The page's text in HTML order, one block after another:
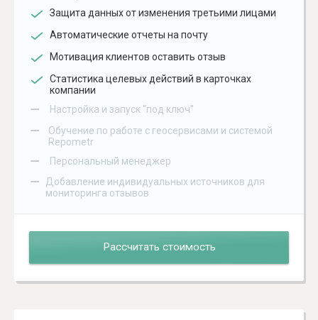
Защита данных от изменения третьими лицами
Автоматические отчеты на почту
Мотивация клиентов оставить отзыв
Статистика целевых действий в карточках
компании
– Настройка и запуск "под ключ"
–
Обучение по работе с геосервисами и системой
Repometr
– Персональный менеджер
–
Добавление индивидуальных источников для
мониторинга отзывов
Рассчитать стоимость